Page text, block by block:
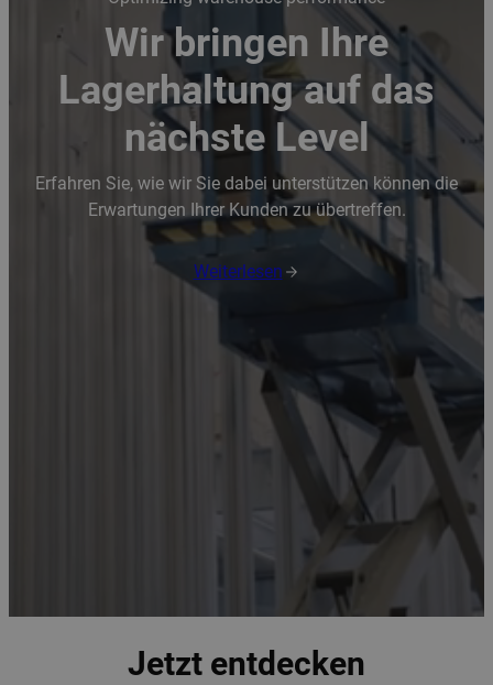
Wir bringen Ihre
Lagerhaltung auf das
nächste Level
Erfahren Sie, wie wir Sie dabei unterstützen können die
Erwartungen Ihrer Kunden zu übertreffen.
Weiterlesen
Jetzt entdecken